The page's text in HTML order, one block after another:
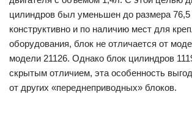
цилиндров был уменьшен до размера
конструктивно и по наличию мест для
оборудования, блок не отличается от
модели 21126. Однако блок цилиндров
скрытым отличием, эта особенность
от других «переднеприводных» блоков.